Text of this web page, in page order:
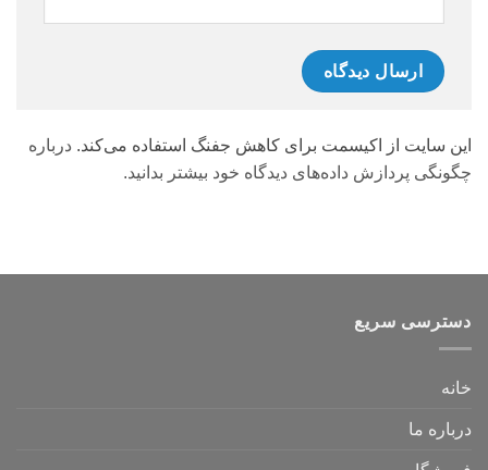
این سایت از اکیسمت برای کاهش جفنگ استفاده می‌کند. درباره
چگونگی پردازش داده‌های دیدگاه خود بیشتر بدانید.
دسترسی سریع
خانه
درباره ما